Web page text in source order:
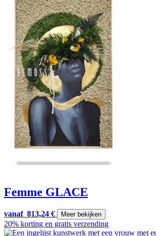
Femme GLACE
vanaf 813,24 € Meer bekijken
20% korting en gratis verzending